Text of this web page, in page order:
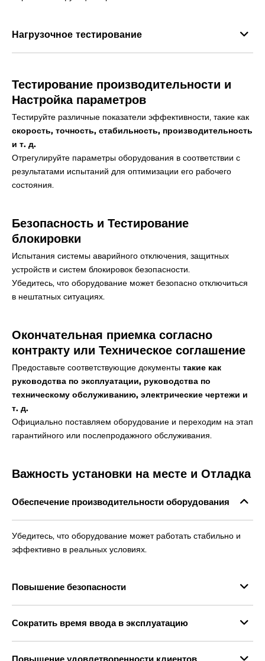
Нагрузочное тестирование
Тестирование производительности и
Настройка параметров
Тестируйте различные показатели эффективности, такие как
скорость, точность, стабильность, производительность
и т. д.
Отрегулируйте параметры оборудования в соответствии с
результатами испытаний для оптимизации его рабочего
состояния.
Безопасность и Тестирование
блокировки
Испытания системы аварийного отключения, защитных
устройств и систем блокировок безопасности.
Убедитесь, что оборудование может безопасно отключиться
в нештатных ситуациях.
Окончательная приемка согласно
контракту или Техническое соглашение
Предоставьте соответствующие документы такие как
руководства по эксплуатации, руководства по
техническому обслуживанию, электрические чертежи и
т. д.
Официально поставляем оборудование и переходим на этап
гарантийного или послепродажного обслуживания.
Важность установки на месте и Отладка
Обеспечение производительности оборудования
Убедитесь, что оборудование может работать стабильно и
эффективно в реальных условиях.
Повышение безопасности
Сократить время ввода в эксплуатацию